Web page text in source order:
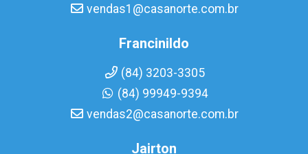
vendas1@casanorte.com.br
Francinildo
(84) 3203-3305
(84) 99949-9394
vendas2@casanorte.com.br
Jairton